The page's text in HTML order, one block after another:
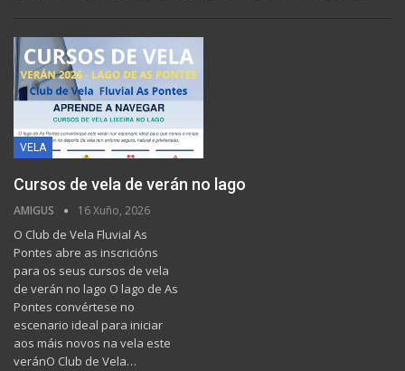
VELA
Cursos de vela de verán no lago
AMIGUS 16 Xuño, 2026
O Club de Vela Fluvial As
Pontes abre as inscricións
para os seus cursos de vela
de verán no lago O lago de As
Pontes convértese no
escenario ideal para iniciar
aos máis novos na vela este
verán ​O Club de Vela…